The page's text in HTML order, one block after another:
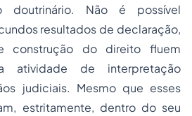
doutrinário. Não é possível
resultados de declaração,
construção do direito fluem
atividade de interpretação
judiciais. Mesmo que esses
estritamente, dentro do seu